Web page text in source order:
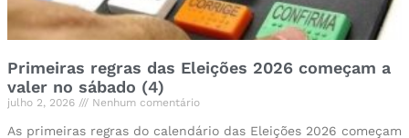
Primeiras regras das Eleições 2026 começam a
valer no sábado (4)
julho 2, 2026 Nenhum comentário
As primeiras regras do calendário das Eleições 2026 começam